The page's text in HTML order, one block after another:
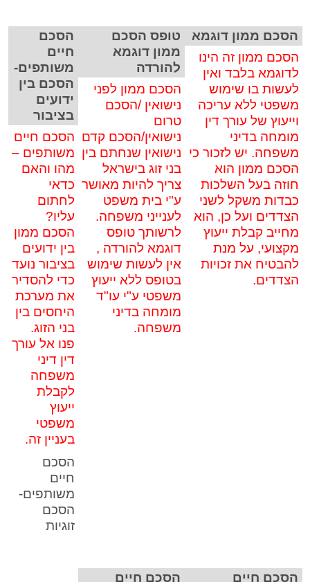
הסכם ממון דוגמא
הסכם ממון זה הינו
לדוגמא בלבד ואין
לעשות בו שימוש
משפטי ללא עריכה
וייעוץ של עורך דין
מומחה בדיני
משפחה. יש לזכור כי
הסכם ממון הוא
חוזה בעל השלכות
כבדות משקל לשני
הצדדים ועל כן, הוא
מחייב קבלת ייעוץ
מקצועי, על מנת
להבטיח את זכויות
הצדדים.
טופס הסכם
ממון דוגמא
להורדה
הסכם ממון לפני
נישואין /הסכם
טרום
נישואין/הסכם קדם
נישואין שנחתם בין
בני זוג בישראל
צריך להיות מאושר
ע"י בית משפט
לענייני משפחה.
לרשותך טופס
דוגמא להורדה ,
אין לעשות שימוש
בטופס ללא ייעוץ
משפטי ע"י עו"ד
מומחה בדיני
משפחה.
הסכם
חיים
משותפים-
הסכם בין
ידועים
בציבור
הסכם חיים
משותפים –
מהו והאם
כדאי
לחתום
עליו?
הסכם ממון
בין ידועים
בציבור נועד
כדי להסדיר
את מערכת
היחסים בין
בני הזוג.
פנו אל עורך
דין דיני
משפחה
לקבלת
ייעוץ
משפטי
בעניין זה.
הסכם
חיים
משותפים-
הסכם
זוגיות
הסכם חיים הסכם חיים